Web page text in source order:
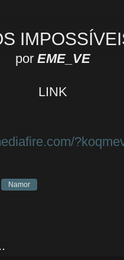
por EME_VE
LINK
Namor